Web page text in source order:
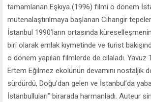
tamamlanan Eşkıya (1996) filmi o dönem
mutenalaştırılmaya başlanan Cihangir
İstanbul 1990’ların ortasında
biri olarak emlak kıymetinde ve turist
o dönem yapılan filmlerde de cilaladı. Yavuz
Ertem Eğilmez ekolünün devamını nostaljik
sürdürdü, Doğu’dan gelen ve İstanbul’da
İstanbulluları” birarada harmanladı. Auteur